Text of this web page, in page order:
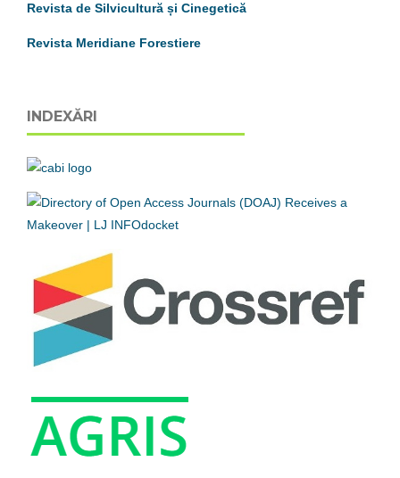
Revista de Silvicultură și Cinegetică
Revista Meridiane Forestiere
INDEXĂRI